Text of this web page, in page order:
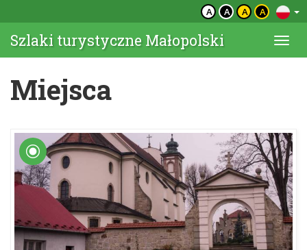
A A A A
Szlaki turystyczne Małopolski
Miejsca